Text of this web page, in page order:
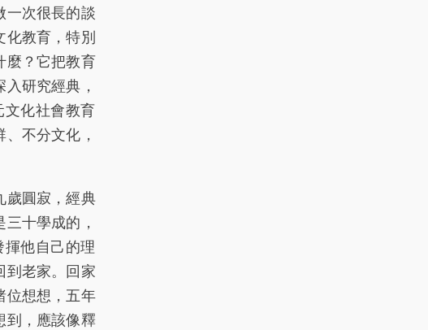
一次很長的談
化教育，特別
麼？它把教育
研究經典，
化社會教育
不分文化，
圓寂，經典
十學成的，
他自己的理
到老家。回家
位想想，五年
到，應該像釋